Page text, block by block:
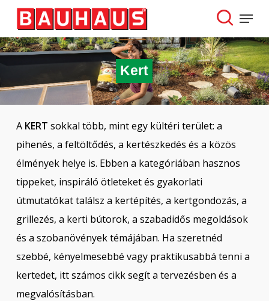
Skip
main
search
Menu
Kert
A KERT sokkal több, mint egy kültéri terület: a
pihenés, a feltöltődés, a kertészkedés és a közös
élmények helye is. Ebben a kategóriában hasznos
tippeket, inspiráló ötleteket és gyakorlati
útmutatókat találsz a kertépítés, a kertgondozás, a
grillezés, a kerti bútorok, a szabadidős megoldások
és a szobanövények témájában. Ha szeretnéd
szebbé, kényelmesebbé vagy praktikusabbá tenni a
kertedet, itt számos cikk segít a tervezésben és a
megvalósításban.
Close
Menu